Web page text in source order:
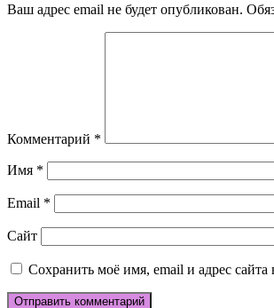
Ваш адрес email не будет опубликован.
Комментарий *
Имя *
Email *
Сайт
Сохранить моё имя, email и адрес